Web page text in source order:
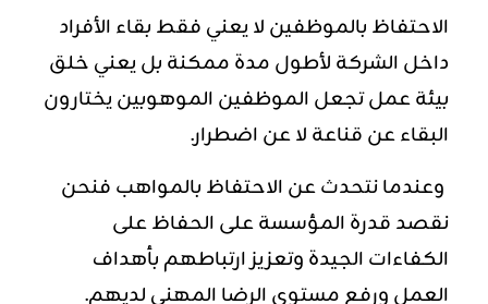
الاحتفاظ بالموظفين لا يعني فقط بقاء الأفراد
داخل الشركة لأطول مدة ممكنة بل يعني خلق
بيئة عمل تجعل الموظفين الموهوبين يختارون
البقاء عن قناعة لا عن اضطرار.
وعندما نتحدث عن الاحتفاظ بالمواهب فنحن
نقصد قدرة المؤسسة على الحفاظ على
الكفاءات الجيدة وتعزيز ارتباطهم بأهداف
العمل ورفع مستوى الرضا المهني لديهم.